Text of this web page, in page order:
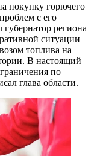
покупку горючего
с его
региона
ситуации
топлива на
В настоящий
по
глава области.